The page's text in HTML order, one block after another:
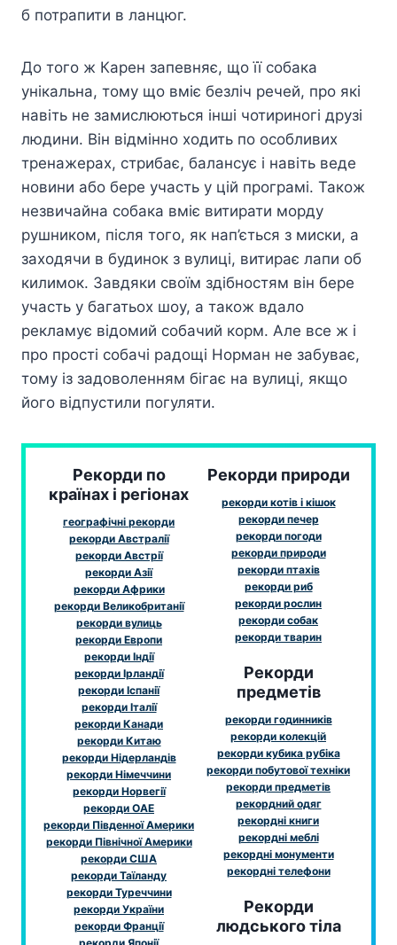
б потрапити в ланцюг.
До того ж Карен запевняє, що її собака
унікальна, тому що вміє безліч речей, про які
навіть не замислюються інші чотириногі друзі
людини. Він відмінно ходить по особливих
тренажерах, стрибає, балансує і навіть веде
новини або бере участь у цій програмі. Також
незвичайна собака вміє витирати морду
рушником, після того, як нап’ється з миски, а
заходячи в будинок з вулиці, витирає лапи об
килимок. Завдяки своїм здібностям він бере
участь у багатьох шоу, а також вдало
рекламує відомий собачий корм. Але все ж і
про прості собачі радощі Норман не забуває,
тому із задоволенням бігає на вулиці, якщо
його відпустили погуляти.
Рекорди по
країнах і регіонах
географічні рекорди
рекорди Австралії
рекорди Австрії
рекорди Азії
рекорди Африки
рекорди Великобританії
рекорди вулиць
рекорди Европи
рекорди Індії
рекорди Ірландії
рекорди Іспанії
рекорди Італії
рекорди Канади
рекорди Китаю
рекорди Нідерландів
рекорди Німеччини
рекорди Норвегії
рекорди ОАЕ
рекорди Південної Америки
рекорди Північної Америки
рекорди США
рекорди Таїланду
рекорди Туреччини
рекорди України
рекорди Франції
Рекорди природи
рекорди котів і кішок
рекорди печер
рекорди погоди
рекорди природи
рекорди птахів
рекорди риб
рекорди рослин
рекорди собак
рекорди тварин
Рекорди
предметів
рекорди годинників
рекорди колекцій
рекорди кубика рубіка
рекорди побутової техніки
рекорди предметів
рекордний одяг
рекордні книги
рекордні меблі
рекордні монументи
рекордні телефони
Рекорди
людського тіла